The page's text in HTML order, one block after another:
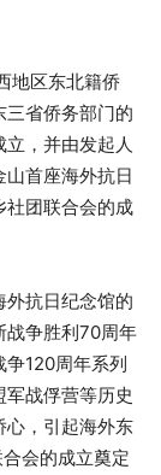
地区东北籍侨
三省侨务部门的
，并由发起人
首座海外抗日
社团联合会的成
抗日纪念馆的
战争胜利70周年
争120周年系列
战俘营等历史
心，引起海外东
会的成立奠定